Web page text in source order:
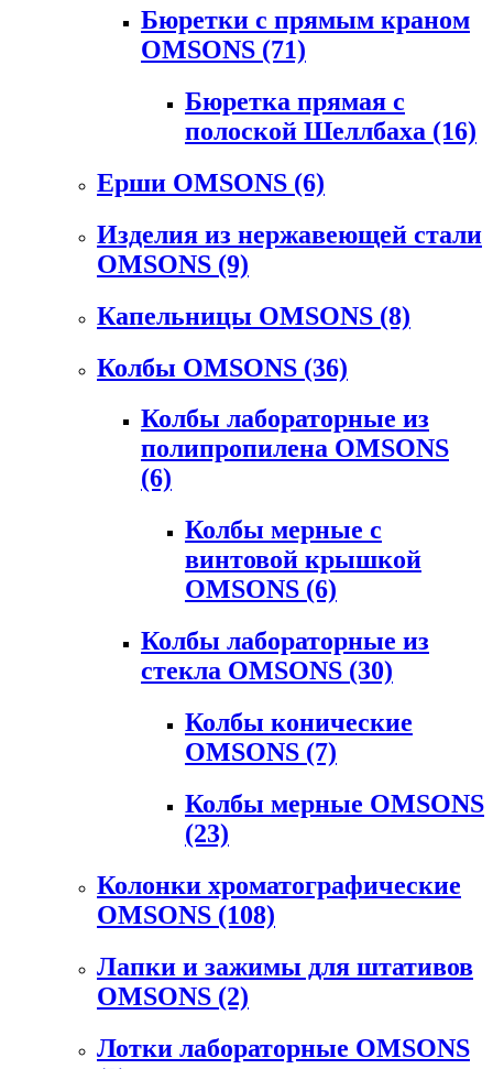
Бюретки с прямым краном
OMSONS (71)
Бюретка прямая с
полоской Шеллбаха (16)
Ерши OMSONS (6)
Изделия из нержавеющей стали
OMSONS (9)
Капельницы OMSONS (8)
Колбы OMSONS (36)
Колбы лабораторные из
полипропилена OMSONS
(6)
Колбы мерные с
винтовой крышкой
OMSONS (6)
Колбы лабораторные из
стекла OMSONS (30)
Колбы конические
OMSONS (7)
Колбы мерные OMSONS
(23)
Колонки хроматографические
OMSONS (108)
Лапки и зажимы для штативов
OMSONS (2)
Лотки лабораторные OMSONS